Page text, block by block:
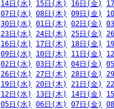
14日(水) 15日(木) 16日(金)
07日(水) 08日(木) 09日(金)
30日(水) 01日(木) 02日(金)
23日(水) 24日(木) 25日(金)
16日(水) 17日(木) 18日(金)
09日(水) 10日(木) 11日(金)
02日(水) 03日(木) 04日(金)
26日(水) 27日(木) 28日(金)
19日(水) 20日(木) 21日(金)
12日(水) 13日(木) 14日(金)
05日(水) 06日(木) 07日(金)